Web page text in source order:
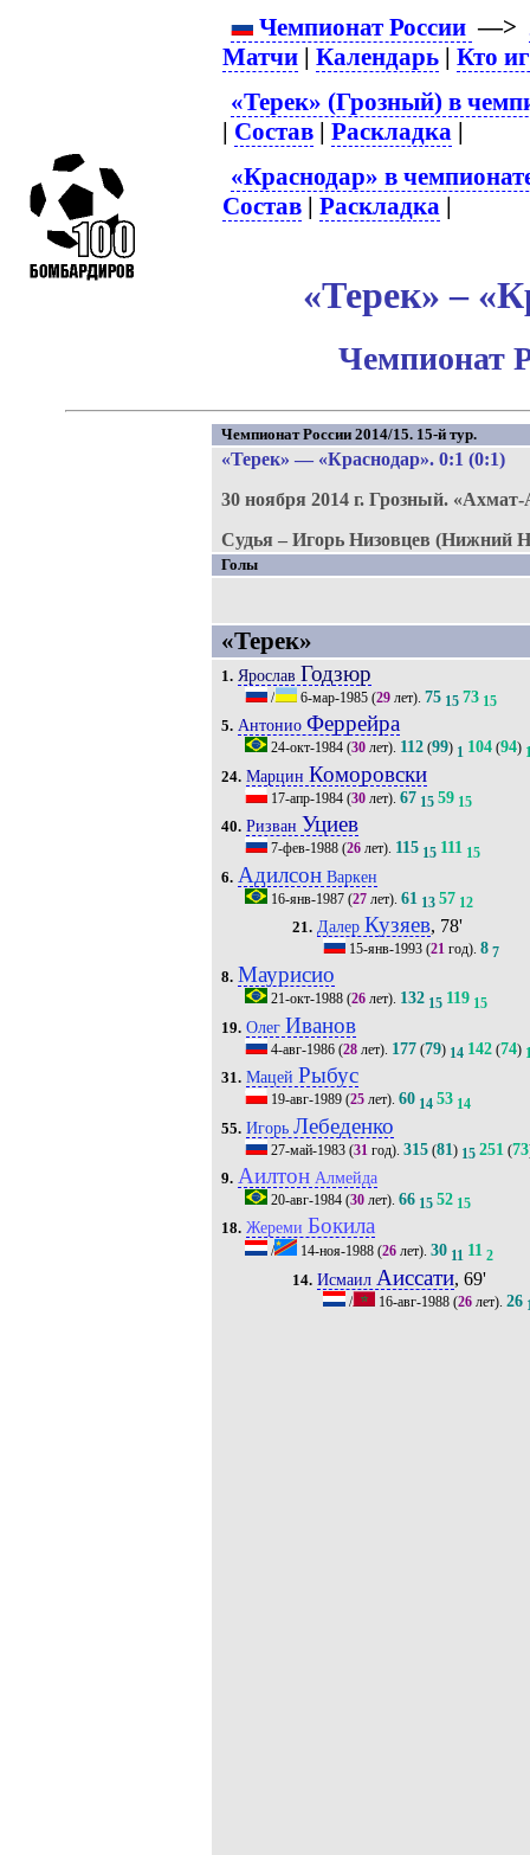
Чемпионат России —>
Матчи |Календарь |Кто
«Терек» (Грозный) в
| Состав |Раскладка |
«Краснодар» в
Состав |Раскладка |
«Терек» –
Чемпионат
Чемпионат России 2014/15. 15-й тур.
«Терек» — «Краснодар». 0:1 (0:1)
30 ноября 2014 г. Грозный.
Судья – Игорь Низовцев (Нижний
Голы
«Терек»
1. Ярослав Годзюр
/ 6-мар-1985(29лет). 75 15 73 15
5. Антонио Феррейра
24-окт-1984(30лет). 112(99) 1 104(94)
24. Марцин Коморовски
17-апр-1984(30лет). 67 15 59 15
40. Ризван Уциев
7-фев-1988(26лет). 115 15 111 15
6. АдилсонВаркен
16-янв-1987(27лет). 61 13 57 12
21. Далер Кузяев, 78'
15-янв-1993 (21 год).8 7
8. Маурисио
21-окт-1988(26лет). 132 15 119 15
19. Олег Иванов
4-авг-1986(28лет). 177(79) 14 142(74)
31. Мацей Рыбус
19-авг-1989(25лет). 60 14 53 14
55. Игорь Лебеденко
27-май-1983(31 год). 315(81) 15 251 (73
9. АилтонАлмейда
20-авг-1984(30лет). 66 15 52 15
18. Жереми Бокила
/ 14-ноя-1988(26лет). 30 11 11 2
14. Исмаил Аиссати, 69'
/ 16-авг-1988 (26 лет).26